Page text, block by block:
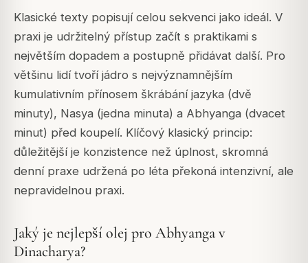
Klasické texty popisují celou sekvenci jako ideál. V
praxi je udržitelný přístup začít s praktikami s
největším dopadem a postupně přidávat další. Pro
většinu lidí tvoří jádro s nejvýznamnějším
kumulativním přínosem škrábání jazyka (dvě
minuty), Nasya (jedna minuta) a Abhyanga (dvacet
minut) před koupelí. Klíčový klasický princip:
důležitější je konzistence než úplnost, skromná
denní praxe udržená po léta překoná intenzivní, ale
nepravidelnou praxi.
Jaký je nejlepší olej pro Abhyanga v
Dinacharya?